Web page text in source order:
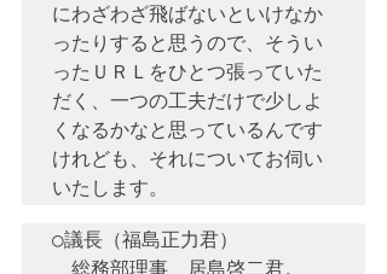
にわざわざ飛ばないといけなか
ったりすると思うので、そうい
ったＵＲＬをひとつ張っていた
だく、一つの工夫だけで少しよ
くなるかなと思っているんです
けれども、それについてお伺い
○議長（福島正力君）